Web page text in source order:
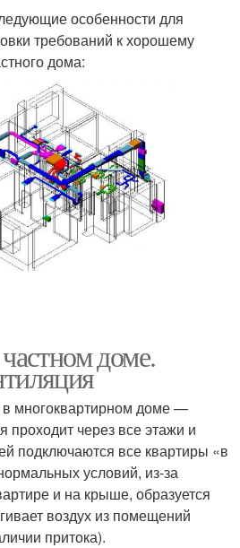
особенности для
требований к хорошему
дома:
доме.
многоквартирном доме —
проходит через все этажи и
подключаются все квартиры «в
условий, из-за
и на крыше, образуется
воздух из помещений
притока).